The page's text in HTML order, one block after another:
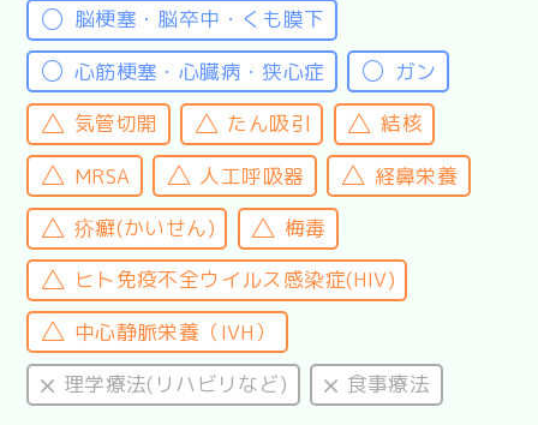
脳梗塞・脳卒中・くも膜下
心筋梗塞・心臓病・狭心症
ガン
気管切開
たん吸引
結核
MRSA
人工呼吸器
経鼻栄養
疥癬(かいせん)
梅毒
ヒト免疫不全ウイルス感染症(HIV)
中心静脈栄養（IVH）
理学療法(リハビリなど)
食事療法